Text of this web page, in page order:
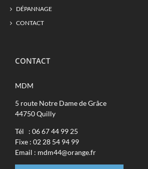
DÉPANNAGE
CONTACT
CONTACT
MDM
5 route Notre Dame de Grâce
44750 Quilly
Tél : 06 67 44 99 25
Fixe : 02 28 54 94 99
Email : mdm44@orange.fr